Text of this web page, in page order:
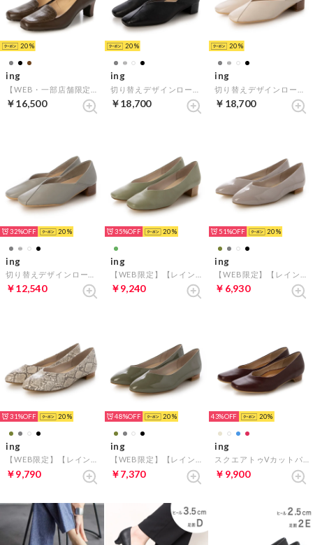
20
ing
￥16,500
20
ing
￥18,700
20
ing
￥18,700
32% 20
ing
￥12,540
35% 20
ing
￥9,240
51% 20
ing
￥6,930
31% 20
ing
￥9,790
48% 20
ing
￥7,370
43% 20
ing
￥9,900